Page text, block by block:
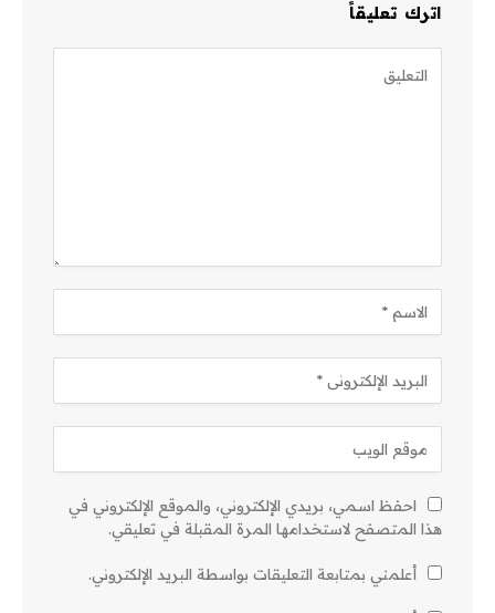
اترك تعليقاً
احفظ اسمي، بريدي الإلكتروني، والموقع الإلكتروني في
هذا المتصفح لاستخدامها المرة المقبلة في تعليقي.
أعلمني بمتابعة التعليقات بواسطة البريد الإلكتروني.